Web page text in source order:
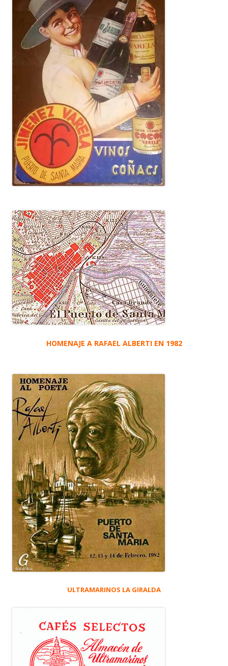
HOMENAJE A RAFAEL ALBERTI EN 1982
ULTRAMARINOS LA GIRALDA